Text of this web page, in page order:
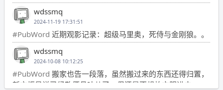
wdssmq
2024-11-19 17:31:51
#PubWord 近期观影记录：超级马里奥，死侍与金刚狼。。
wdssmq
2024-10-08 10:12:25
#PubWord 搬家也告一段落，虽然搬过来的东西还得归置，
新衣柜虽说已经散俩月味儿了，但还是不想放衣服进去。